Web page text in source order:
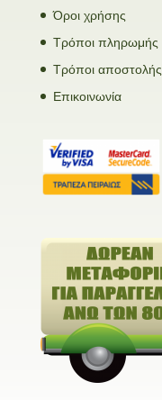
Όροι χρήσης
Τρόποι πληρωμής
Τρόποι αποστολής
Επικοινωνία